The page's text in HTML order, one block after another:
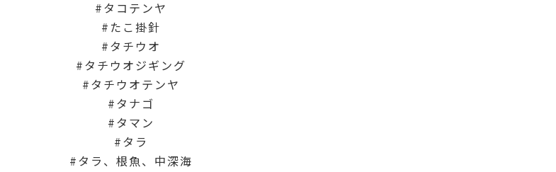
タコテンヤ
たこ掛針
タチウオ
タチウオジギング
タチウオテンヤ
タナゴ
タマン
タラ
タラ、根魚、中深海